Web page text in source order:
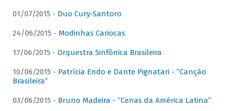
01/07/2015 - Duo Cury-Santoro
24/06/2015 - Modinhas Cariocas
17/06/2015 - Orquestra Sinfônica Brasileira
10/06/2015 - Patrícia Endo e Dante Pignatari - “Canção
Brasileira”
03/06/2015 - Bruno Madeira - “Cenas da América Latina”